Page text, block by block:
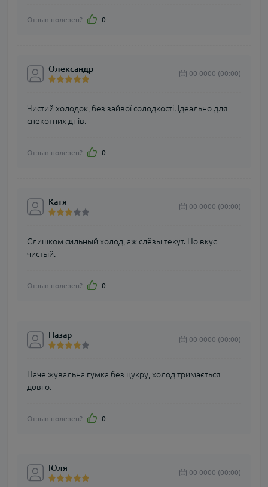
Отзыв полезен? 0
Олександр 00 0000 (00:00)
Чистий холодок, без зайвої солодкості. Ідеально для
спекотних днів.
Отзыв полезен? 0
Катя 00 0000 (00:00)
Слишком сильный холод, аж слёзы текут. Но вкус
чистый.
Отзыв полезен? 0
Назар 00 0000 (00:00)
Наче жувальна гумка без цукру, холод тримається
довго.
Отзыв полезен? 0
Юля 00 0000 (00:00)